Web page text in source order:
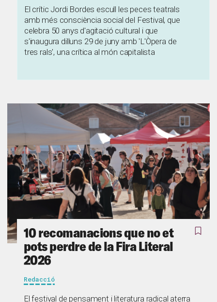
El crític Jordi Bordes escull les peces teatrals
amb més consciència social del Festival, que
celebra 50 anys d'agitació cultural i que
s'inaugura dilluns 29 de juny amb 'L'Òpera de
tres rals', una crítica al món capitalista
10 recomanacions que no et
pots perdre de la Fira Literal
2026
Redacció
El festival de pensament i literatura radical aterra